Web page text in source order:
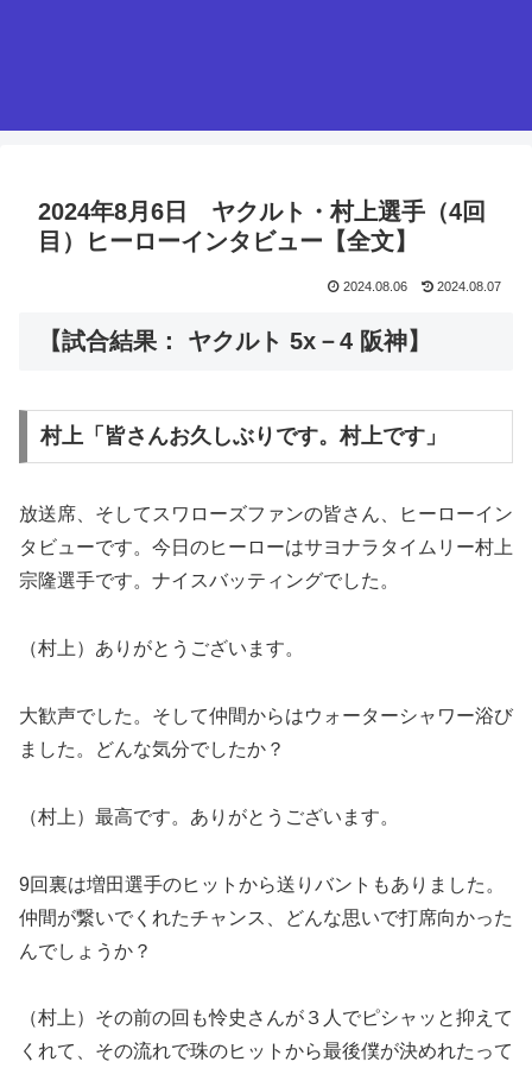
2024年8月6日 ヤクルト・村上選手（4回
目）ヒーローインタビュー【全文】
2024.08.06 2024.08.07
【試合結果： ヤクルト 5x－4 阪神】
村上「皆さんお久しぶりです。村上です」
放送席、そしてスワローズファンの皆さん、ヒーローイン
タビューです。今日のヒーローはサヨナラタイムリー村上
宗隆選手です。ナイスバッティングでした。
（村上）ありがとうございます。
大歓声でした。そして仲間からはウォーターシャワー浴び
ました。どんな気分でしたか？
（村上）最高です。ありがとうございます。
9回裏は増田選手のヒットから送りバントもありました。
仲間が繋いでくれたチャンス、どんな思いで打席向かった
んでしょうか？
（村上）その前の回も怜史さんが３人でピシャッと抑えて
くれて、その流れで珠のヒットから最後僕が決めれたって